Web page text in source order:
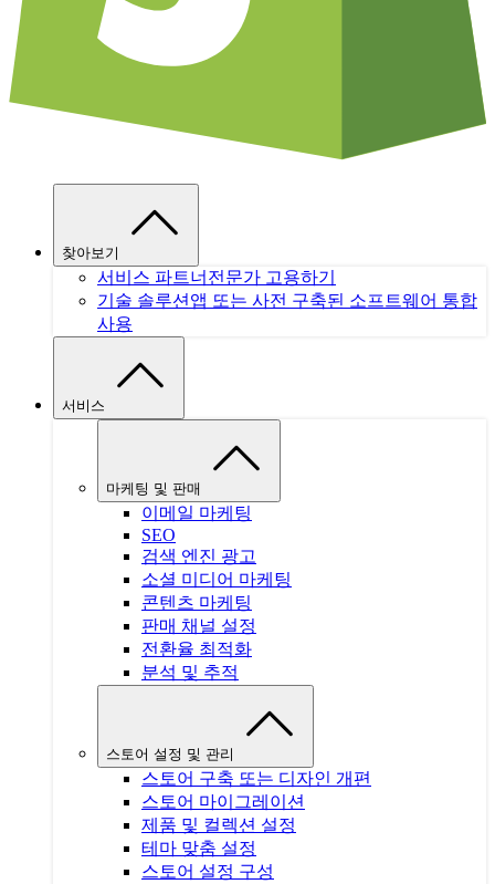
찾아보기
서비스 파트너 전문가 고용하기
기술 솔루션 앱 또는 사전 구축된 소프트웨어 통합
사용
서비스
마케팅 및 판매
이메일 마케팅
SEO
검색 엔진 광고
소셜 미디어 마케팅
콘텐츠 마케팅
판매 채널 설정
전환율 최적화
분석 및 추적
스토어 설정 및 관리
스토어 구축 또는 디자인 개편
스토어 마이그레이션
제품 및 컬렉션 설정
테마 맞춤 설정
스토어 설정 구성